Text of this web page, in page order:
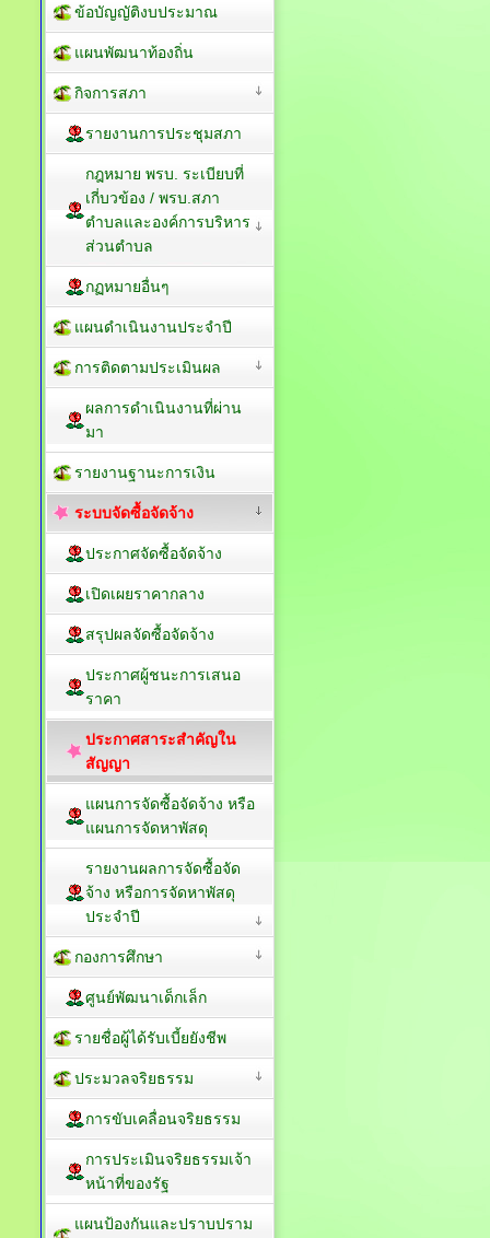
ข้อบัญญัติงบประมาณ
แผนพัฒนาท้องถิ่น
กิจการสภา
รายงานการประชุมสภา
กฎหมาย พรบ. ระเบียบที่
เกี่บวข้อง / พรบ.สภา
ตำบลและองค์การบริหาร
ส่วนตำบล
กฏหมายอื่นๆ
แผนดำเนินงานประจำปี
การติดตามประเมินผล
ผลการดำเนินงานที่ผ่าน
มา
รายงานฐานะการเงิน
ระบบจัดซื้อจัดจ้าง
ประกาศจัดซื้อจัดจ้าง
เปิดเผยราคากลาง
สรุปผลจัดซื้อจัดจ้าง
ประกาศผู้ชนะการเสนอ
ราคา
ประกาศสาระสำคัญใน
สัญญา
แผนการจัดซื้อจัดจ้าง หรือ
แผนการจัดหาพัสดุ
รายงานผลการจัดซื้อจัด
จ้าง หรือการจัดหาพัสดุ
ประจำปี
กองการศึกษา
ศูนย์พัฒนาเด็กเล็ก
รายชื่อผู้ได้รับเบี้ยยังชีพ
ประมวลจริยธรรม
การขับเคลื่อนจริยธรรม
การประเมินจริยธรรมเจ้า
หน้าที่ของรัฐ
แผนป้องกันและปราบปราม